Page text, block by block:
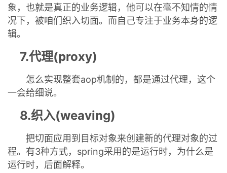
象，也就是真正的业务逻辑，他可以在毫不知情的情
况下，被咱们织入切面。而自己专注于业务本身的逻
辑。
7.代理(proxy)
怎么实现整套aop机制的，都是通过代理，这个
一会给细说。
8.织入(weaving)
把切面应用到目标对象来创建新的代理对象的过
程。有3种方式，spring采用的是运行时，为什么是
运行时，后面解释。